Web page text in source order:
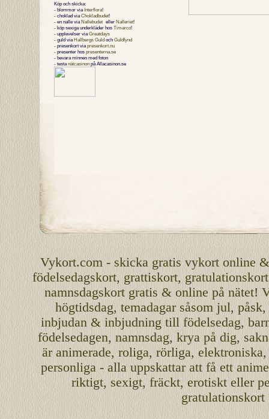
Köp och skicka:
- blommor viaInterflora!
- choklad viaChokladbudet!
- en nalle viaNallebudet eller Nalleriet!
- köp sexiga underkläder hos Timarco!
- upplevelser viaGreatdays
- guld viaHallbergs Guld och Guldfynd
- presenkort viapresenkort.nu
- presenter hos presenterna.se
- bevara minnen med foton
- testanätcasinon på Allacasinon.se
Vykort.com- skicka gratis vykort online
födelsedagskort, grattiskort,gratulationskort
namnsdagskort gratis & online på nätet!
högtidsdag, temadagar såsom jul,påsk,
inbjudan& inbjudningtillfödelsedag,
födelsedagen, namnsdag,krya på dig,
äranimerade,roliga, rörliga,elektroniska
personliga- alla uppskattar att få ett
riktigt,sexigt,fräckt, erotiskteller
gratulationskort